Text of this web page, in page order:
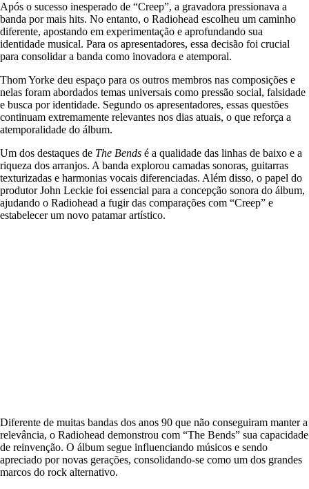
Após o sucesso inesperado de “Creep”, a gravadora pressionava a
banda por mais hits. No entanto, o Radiohead escolheu um caminho
diferente, apostando em experimentação e aprofundando sua
identidade musical. Para os apresentadores, essa decisão foi crucial
para consolidar a banda como inovadora e atemporal.
Thom Yorke deu espaço para os outros membros nas composições e
nelas foram abordados temas universais como pressão social, falsidade
e busca por identidade. Segundo os apresentadores, essas questões
continuam extremamente relevantes nos dias atuais, o que reforça a
atemporalidade do álbum.
Um dos destaques de The Bends é a qualidade das linhas de baixo e a
riqueza dos arranjos. A banda explorou camadas sonoras, guitarras
texturizadas e harmonias vocais diferenciadas. Além disso, o papel do
produtor John Leckie foi essencial para a concepção sonora do álbum,
ajudando o Radiohead a fugir das comparações com “Creep” e
estabelecer um novo patamar artístico.
Diferente de muitas bandas dos anos 90 que não conseguiram manter a
relevância, o Radiohead demonstrou com “The Bends” sua capacidade
de reinvenção. O álbum segue influenciando músicos e sendo
apreciado por novas gerações, consolidando-se como um dos grandes
marcos do rock alternativo.